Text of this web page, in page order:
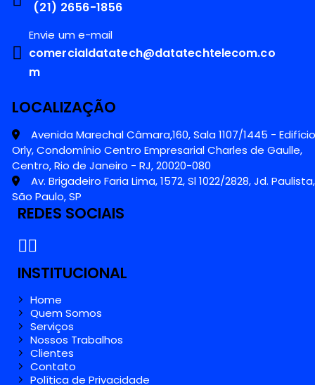
Envie um e-mail
comercialdatatech@datatechtelecom.co
m
Avenida Marechal Câmara,160, Sala 1107/1445 - Edifício
Orly, Condomínio Centro Empresarial Charles de Gaulle,
Centro, Rio de Janeiro - RJ, 20020-080
Av. Brigadeiro Faria Lima, 1572, Sl 1022/2828, Jd. Paulista,
São Paulo, SP
REDES SOCIAIS
INSTITUCIONAL
Home
Quem Somos
Serviços
Nossos Trabalhos
Clientes
Contato
Política de Privacidade
Regulamentos